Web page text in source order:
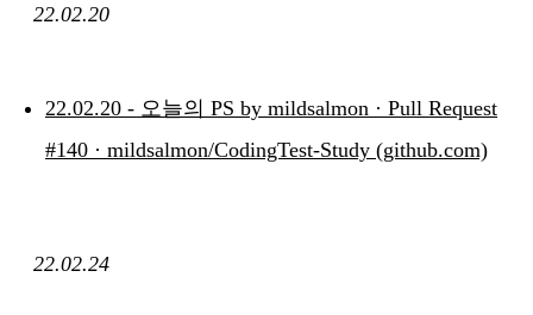
22.02.20
22.02.20 - 오늘의 PS by mildsalmon · Pull Request
#140 · mildsalmon/CodingTest-Study (github.com)
22.02.24